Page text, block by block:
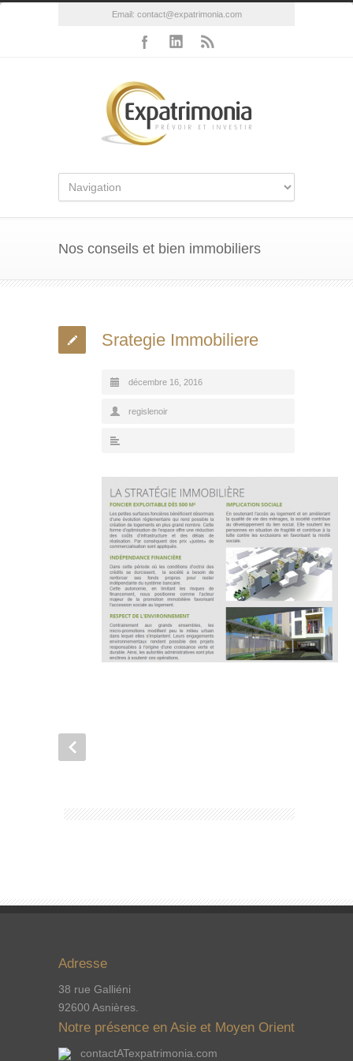
Email: contact@expatrimonia.com
Nos conseils et bien immobiliers
Srategie Immobiliere
décembre 16, 2016
regislenoir
Adresse
38 rue Galliéni
92600 Asnières.
Notre présence en Asie et Moyen Orient
contactATexpatrimonia.com